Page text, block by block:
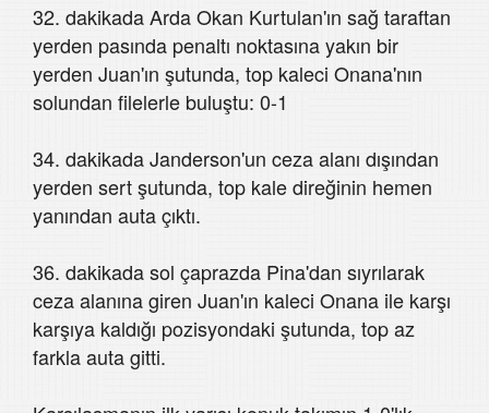
32. dakikada Arda Okan Kurtulan'ın sağ taraftan
yerden pasında penaltı noktasına yakın bir
yerden Juan'ın şutunda, top kaleci Onana'nın
solundan filelerle buluştu: 0-1
34. dakikada Janderson'un ceza alanı dışından
yerden sert şutunda, top kale direğinin hemen
yanından auta çıktı.
36. dakikada sol çaprazda Pina'dan sıyrılarak
ceza alanına giren Juan'ın kaleci Onana ile karşı
karşıya kaldığı pozisyondaki şutunda, top az
farkla auta gitti.